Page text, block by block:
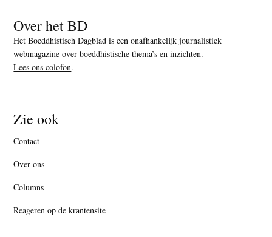
Over het BD
Het Boeddhistisch Dagblad is een onafhankelijk journalistiek
webmagazine over boeddhistische thema’s en inzichten.
Lees ons colofon.
Zie ook
Contact
Over ons
Columns
Reageren op de krantensite